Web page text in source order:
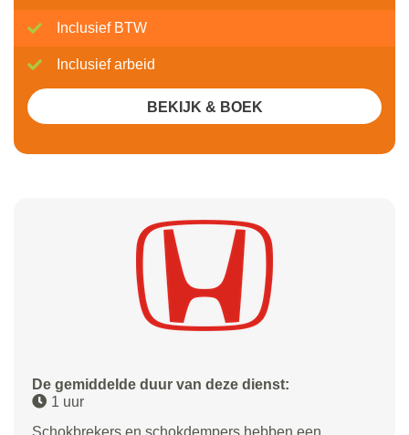
De gemiddelde duur van deze dienst:
1 uur
Schokbrekers en schokdempers hebben een
Inclusief BTW
Inclusief arbeid
BEKIJK & BOEK